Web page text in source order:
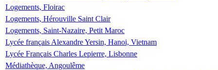
Logements, Floirac
Logements, Hérouville Saint Clair
Logements, Saint-Nazaire, Petit Maroc
Lycée français Alexandre Yersin, Hanoi, Vietnam
Lycée Français Charles Lepierre, Lisbonne
Médiathèque, Angoulême